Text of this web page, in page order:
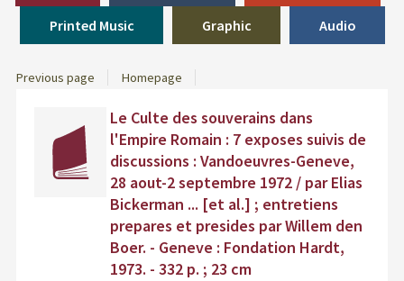
Printed Music Graphic Audio
Previous page Homepage
documento
Le Culte des souverains dans
l'Empire Romain : 7 exposes suivis de
discussions : Vandoeuvres-Geneve,
28 aout-2 septembre 1972 / par Elias
Bickerman ... [et al.] ; entretiens
prepares et presides par Willem den
Boer. - Geneve : Fondation Hardt,
1973. - 332 p. ; 23 cm